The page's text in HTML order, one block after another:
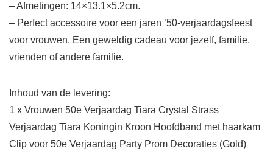
– Afmetingen: 14×13.1×5.2cm.
– Perfect accessoire voor een jaren ’50-verjaardagsfeest
voor vrouwen. Een geweldig cadeau voor jezelf, familie,
vrienden of andere familie.
Inhoud van de levering:
1 x Vrouwen 50e Verjaardag Tiara Crystal Strass
Verjaardag Tiara Koningin Kroon Hoofdband met haarkam
Clip voor 50e Verjaardag Party Prom Decoraties (Gold)